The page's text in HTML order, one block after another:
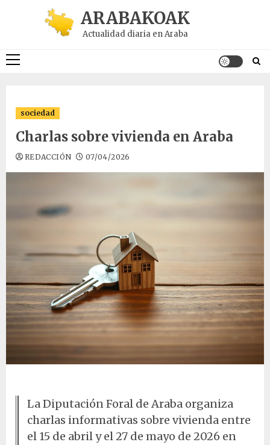
ARABAKOAK
Actualidad diaria en Araba
Menú
sociedad
Charlas sobre vivienda en Araba
REDACCIÓN 07/04/2026
La Diputación Foral de Araba organiza
charlas informativas sobre vivienda entre
el 15 de abril y el 27 de mayo de 2026 en